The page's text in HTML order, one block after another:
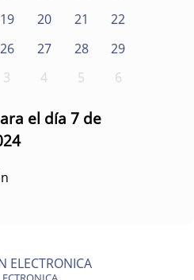
19 20 21
22
26 27 28
29
3 4 5 6
el día 7 de
ELECTRONICA